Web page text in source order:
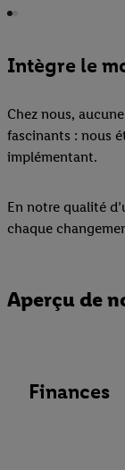
Intègre le
Chez nous,
fascinants : nous
implémentant.
En notre qualité
chaque
Aperçu de
Finances